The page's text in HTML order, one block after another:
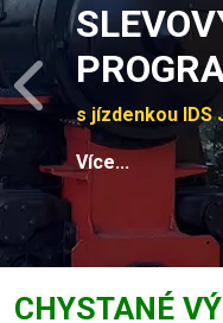
s jízdenkou IDS
Více...
Previous
CHYSTANÉ